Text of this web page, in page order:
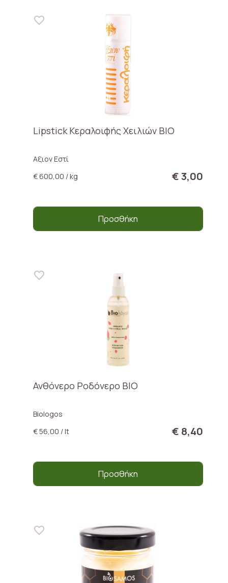
Lipstick Κεραλοιφής Χειλιών ΒΙΟ
Αξιον Εστί
€ 600,00 / kg
€ 3,00
Προσθήκη
Ανθόνερο Ροδόνερο BIO
Biologos
€ 56,00 / lt
€ 8,40
Προσθήκη